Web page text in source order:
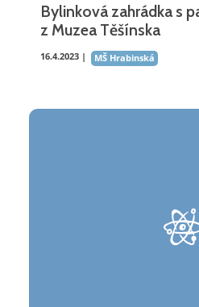
Bylinková zahrádka s
z Muzea Těšínska
16.4.2023 | MŠ Hrabinská